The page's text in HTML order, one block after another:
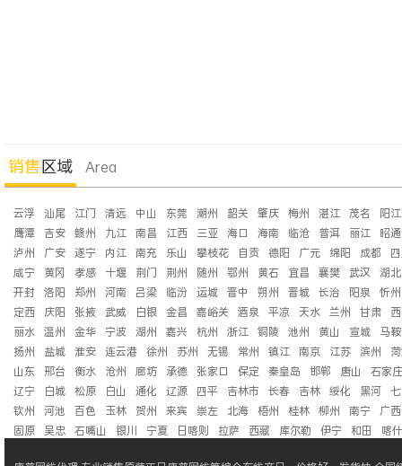
销售区域 Area
云浮 汕尾 江门 清远 中山 东莞 潮州 韶关 肇庆 梅州 湛江 茂名
阳江
鹰潭 吉安 赣州 九江 南昌 江西 三亚 海口 海南 临沧 普洱 丽江
昭通
泸州
广安 遂宁 内江 南充 乐山 攀枝花 自贡 德阳 广元 绵阳 成都
咸宁
黄冈 孝感 十堰 荆门 荆州 随州 鄂州 黄石 宜昌 襄樊 武汉 湖北
开封 洛阳 郑州 河南 吕梁 临汾 运城 晋中 朔州 晋城 长治 阳泉 忻州
定西
庆阳 张掖 武威 白银 金昌 嘉峪关 酒泉 平凉 天水 兰州 甘肃
丽水 温州 金华 宁波 湖州 嘉兴 杭州 浙江 铜陵 池州 黄山 宣城
马
扬州
盐城 淮安 连云港 徐州 苏州 无锡 常州 镇江 南京 江苏 滨州
山东
邢台 衡水 沧州 廊坊 承德 张家口 保定 秦皇岛 邯郸 唐山
石家庄
辽宁
白城 松原 白山 通化 辽源 四平 吉林市 长春 吉林 绥化 黑河
钦州
河池 百色 玉林 贺州 来宾 崇左 北海 梧州 桂林 柳州 南宁
广西
固原
吴忠 石嘴山 银川 宁夏 日喀则 拉萨 西藏 库尔勒 伊宁 和田 喀什